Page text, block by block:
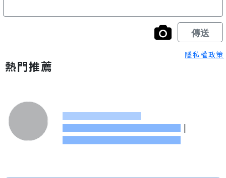
隱私權政策
熱門推薦
|